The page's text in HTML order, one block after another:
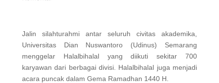
Jalin silahturahmi antar seluruh civitas akademika,
Universitas Dian Nuswantoro (Udinus) Semarang
menggelar Halalbihalal yang diikuti sekitar 700
karyawan dari berbagai divisi. Halalbihalal juga menjadi
acara puncak dalam Gema Ramadhan 1440 H.